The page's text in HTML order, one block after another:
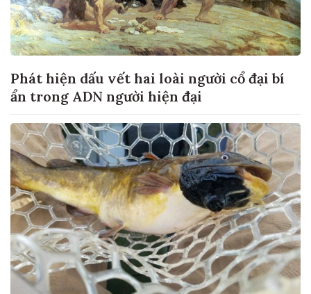
Phát hiện dấu vết hai loài người cổ đại bí
ẩn trong ADN người hiện đại